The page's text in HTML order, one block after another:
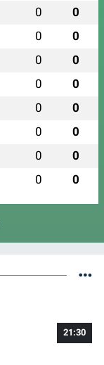
0 0
0 0
0 0
0 0
0 0
0 0
0 0
0 0
21:30